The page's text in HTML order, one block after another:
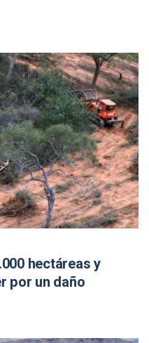
hectáreas y
por un daño